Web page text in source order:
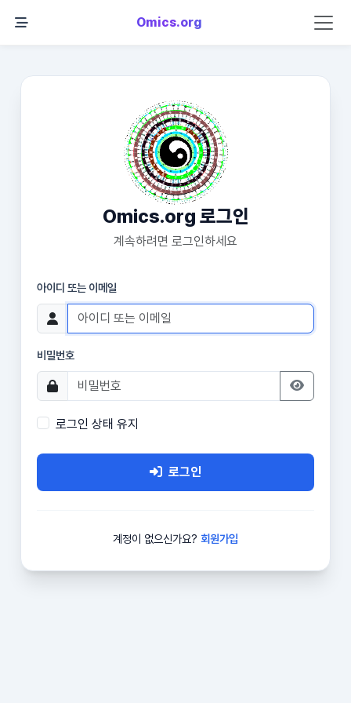
Omics.org
Omics.org 로그인
계속하려면 로그인하세요
아이디 또는 이메일
비밀번호
로그인 상태 유지
로그인
계정이 없으신가요? 회원가입